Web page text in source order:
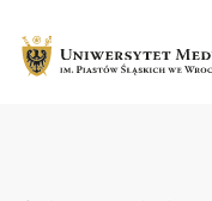
treści
strony